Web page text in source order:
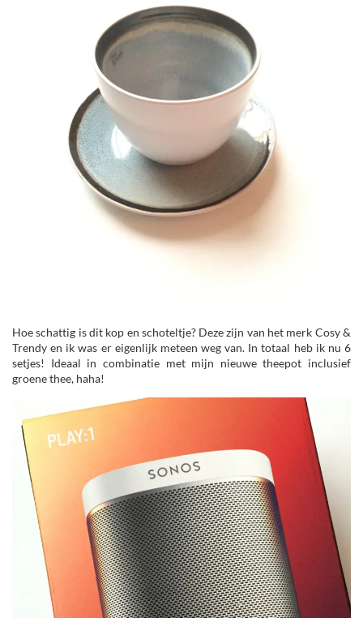
Hoe schattig is dit kop en schoteltje? Deze zijn van het merk Cosy &
Trendy en ik was er eigenlijk meteen weg van. In totaal heb ik nu 6
setjes! Ideaal in combinatie met mijn nieuwe theepot inclusief
groene thee, haha!